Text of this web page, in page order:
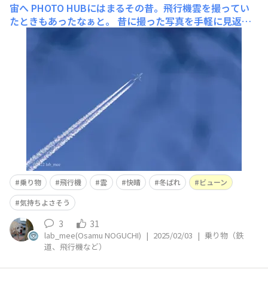
宙へ PHOTO HUBにはまるその昔。飛行機雲を撮ってい
たときもあったなぁと。 昔に撮った写真を手軽に見返せ
るのも、スチルの良さの一つですね！ D5でAF-S 500㎜ f/
4Gでf/5で撮りました。 2022.1.9
乗り物 飛行機 雲 快晴 冬ばれ
ビューン
気持ちよさそう
3 31
lab_mee(Osamu NOGUCHI) | 2025/02/03 | 乗り物（鉄
道、飛行機など）